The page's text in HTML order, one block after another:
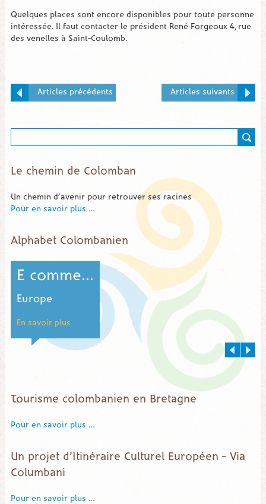
Quelques places sont encore disponibles pour toute personne
intéressée. Il faut contacter le président René Forgeoux 4, rue
des venelles à Saint-Coulomb.
Articles suivants
Articles précédents
Le chemin de Colomban
Un chemin d’avenir pour retrouver ses racines
Pour en savoir plus …
Alphabet Colombanien
E comme...
Europe
En savoir plus
Tourisme colombanien en Bretagne
Pour en savoir plus …
Un projet d’Itinéraire Culturel Européen – Via
Columbani
Pour en savoir plus …